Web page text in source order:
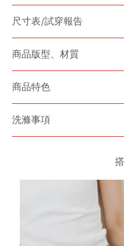
尺寸表/試穿報告
商品版型、材質
商品特色
洗滌事項